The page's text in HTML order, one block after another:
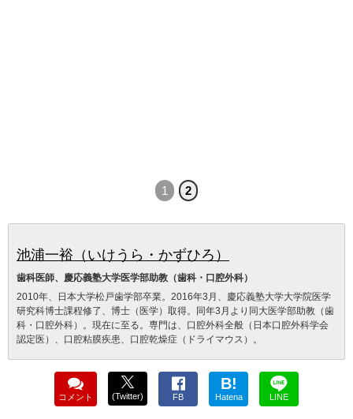
1 2
池浦一裕（いけうら・かずひろ）
歯科医師、慶応義塾大学医学部助教（歯科・口腔外科）
2010年、日本大学松戸歯学部卒業。2016年3月、慶応義塾大学大学院医学
研究科博士課程修了、博士（医学）取得。同年3月より同大医学部助教（歯
科・口腔外科）。現在に至る。専門は、口腔外科全般（日本口腔外科学会
認定医）、口腔粘膜疾患、口腔乾燥症（ドライマウス）。
コメント (Twitter) FB
B!
Hatena LINE